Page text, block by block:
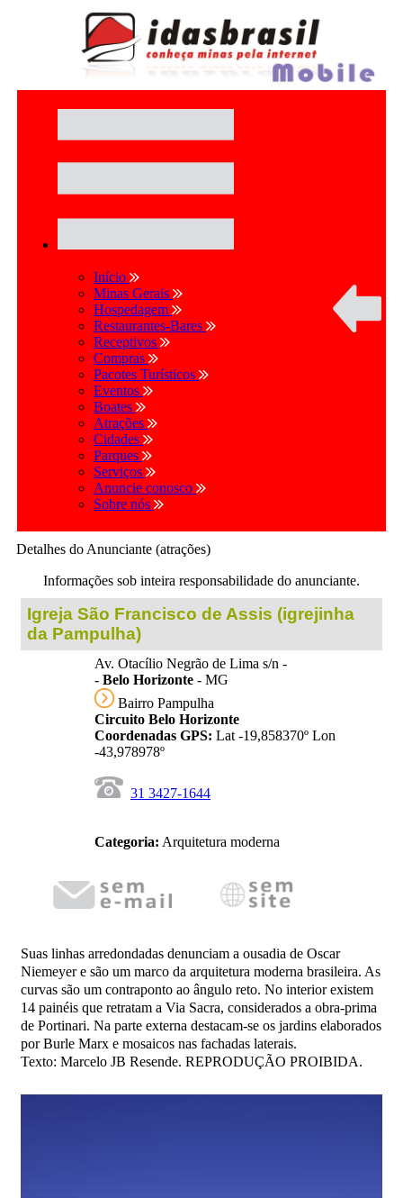
Início
Minas Gerais
Hospedagem
Restaurantes-Bares
Receptivos
Compras
Pacotes Turísticos
Eventos
Boates
Atrações
Cidades
Parques
Serviços
Anuncie conosco
Sobre nós
Detalhes do Anunciante (atrações)
Informações sob inteira responsabilidade do anunciante.
Igreja São Francisco de Assis (igrejinha
da Pampulha)
Av. Otacílio Negrão de Lima s/n -
- Belo Horizonte - MG
Bairro Pampulha
Circuito Belo Horizonte
Coordenadas GPS: Lat -19,858370º Lon
-43,978978º
31 3427-1644
Categoria: Arquitetura moderna
Suas linhas arredondadas denunciam a ousadia de Oscar
Niemeyer e são um marco da arquitetura moderna brasileira. As
curvas são um contraponto ao ângulo reto. No interior existem
14 painéis que retratam a Via Sacra, considerados a obra-prima
de Portinari. Na parte externa destacam-se os jardins elaborados
por Burle Marx e mosaicos nas fachadas laterais.
Texto: Marcelo JB Resende. REPRODUÇÃO PROIBIDA.